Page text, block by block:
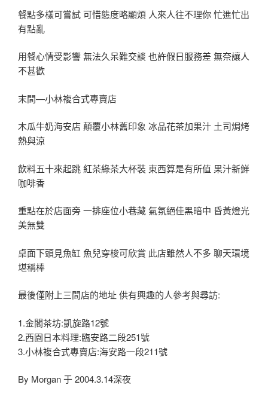
餐點多樣可嘗試 可惜態度略顯煩 人來人往不理你 忙進忙出
有點亂
用餐心情受影響 無法久呆難交談 也許假日服務差 無奈讓人
不甚歡
末間—小林複合式專賣店
木瓜牛奶海安店 顛覆小林舊印象 冰品花茶加果汁 土司焗烤
熱與涼
飲料五十來起跳 紅茶綠茶大杯裝 東西算是有所值 果汁新鮮
咖啡香
重點在於店面旁 一排座位小巷藏 氣氛絕佳黑暗中 昏黃燈光
美無雙
桌面下頭見魚缸 魚兒穿梭可欣賞 此店雖然人不多 聊天環境
堪稱棒
最後僅附上三間店的地址 供有興趣的人參考與尋訪:
1.金閣茶坊:凱旋路12號
2.西園日本料理:臨安路二段251號
3.小林複合式專賣店:海安路一段211號
By Morgan 于 2004.3.14深夜